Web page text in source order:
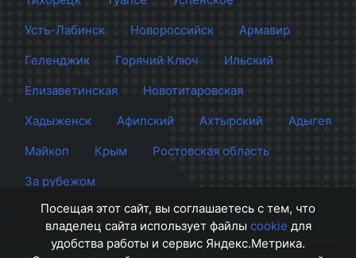
Усть-Лабинск
Новороссийск
Армавир
Геленджик
Горячий Ключ
Ильский
Елизаветинская
Новотитаровская
Хадыженск
Афипский Ахтырский
Адыгея
Майкоп
Крым
Ростовская область
За рубежом
Посещая этот сайт, вы соглашаетесь с тем, что
владелец сайта использует файлы cookie для
удобства работы и сервис Яндекс.Метрика.